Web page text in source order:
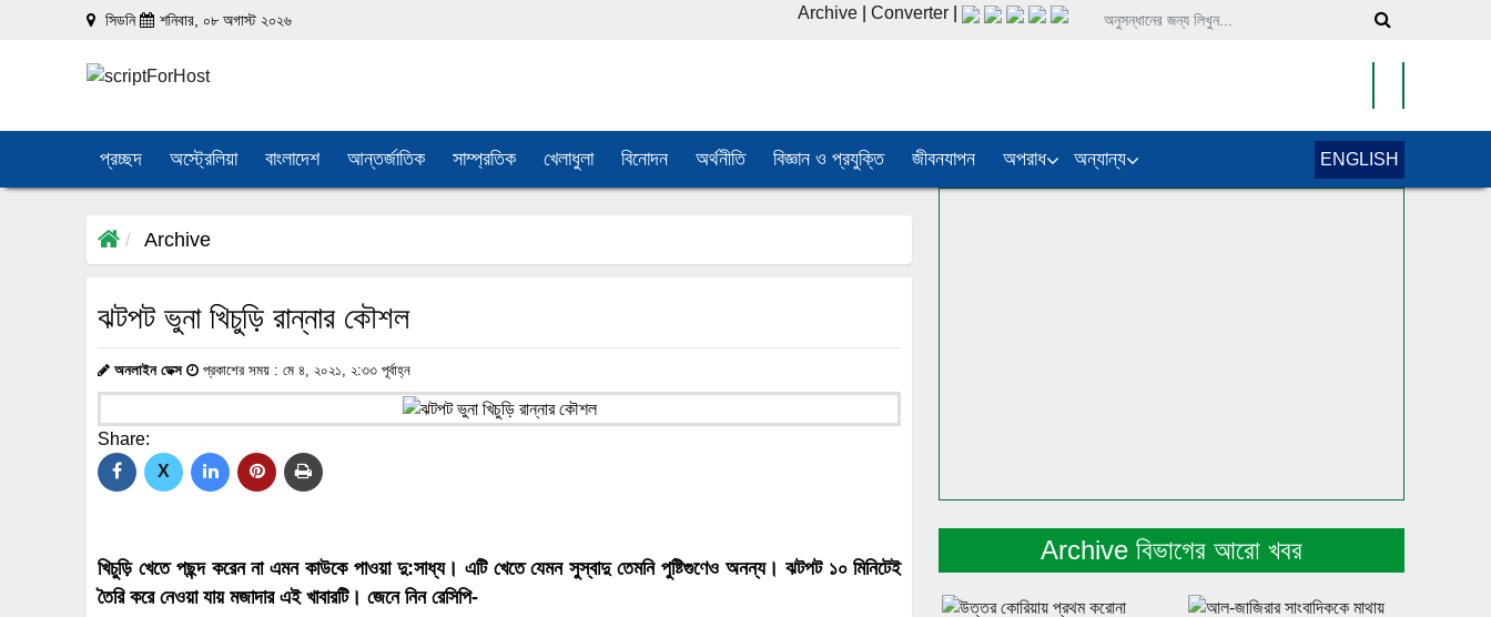
সিডনি শনিবার, ০৮ অগাস্ট ২০২৬ Archive Converter
প্রচ্ছদ অস্ট্রেলিয়া বাংলাদেশ আন্তর্জাতিক সাম্প্রতিক খেলাধুলা বিনোদন অর্থনীতি বিজ্ঞান ও প্রযুক্তি জীবনযাপন অপরাধ অন্যান্য ENGLISH
Archive
ঝটপট ভুনা খিচুড়ি রান্নার কৌশল
অনলাইন ডেক্স প্রকাশের সময় : মে ৪, ২০২১, ২:৩৩ পূর্বাহ্ন
Share:
X
খিচুড়ি খেতে পছন্দ করেন না এমন কাউকে পাওয়া দু:সাধ্য। এটি খেতে যেমন সুস্বাদু তেমনি পুষ্টিগুণেও অনন্য। ঝটপট ১০ মিনিটেই
তৈরি করে নেওয়া যায় মজাদার এই খাবারটি। জেনে নিন রেসিপি-
Archive বিভাগের আরো খবর